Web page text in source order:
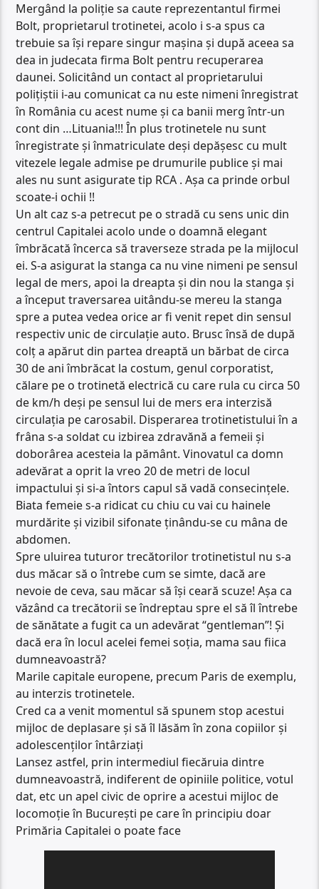
Mergând la poliție sa caute reprezentantul firmei
Bolt, proprietarul trotinetei, acolo i s-a spus ca
trebuie sa își repare singur mașina și după aceea sa
dea in judecata firma Bolt pentru recuperarea
daunei. Solicitând un contact al proprietarului
polițiștii i-au comunicat ca nu este nimeni înregistrat
în România cu acest nume și ca banii merg într-un
cont din …Lituania!!! În plus trotinetele nu sunt
înregistrate și înmatriculate deși depășesc cu mult
vitezele legale admise pe drumurile publice și mai
ales nu sunt asigurate tip RCA . Așa ca prinde orbul
scoate-i ochii !!
Un alt caz s-a petrecut pe o stradă cu sens unic din
centrul Capitalei acolo unde o doamnă elegant
îmbrăcată încerca să traverseze strada pe la mijlocul
ei. S-a asigurat la stanga ca nu vine nimeni pe sensul
legal de mers, apoi la dreapta și din nou la stanga și
a început traversarea uitându-se mereu la stanga
spre a putea vedea orice ar fi venit repet din sensul
respectiv unic de circulație auto. Brusc însă de după
colț a apărut din partea dreaptă un bărbat de circa
30 de ani îmbrăcat la costum, genul corporatist,
călare pe o trotinetă electrică cu care rula cu circa 50
de km/h deși pe sensul lui de mers era interzisă
circulația pe carosabil. Disperarea trotinetistului în a
frâna s-a soldat cu izbirea zdravănă a femeii și
doborârea acesteia la pământ. Vinovatul ca domn
adevărat a oprit la vreo 20 de metri de locul
impactului și si-a întors capul să vadă consecințele.
Biata femeie s-a ridicat cu chiu cu vai cu hainele
murdărite și vizibil sifonate ținându-se cu mâna de
abdomen.
Spre uluirea tuturor trecătorilor trotinetistul nu s-a
dus măcar să o întrebe cum se simte, dacă are
nevoie de ceva, sau măcar să își ceară scuze! Așa ca
văzând ca trecătorii se îndreptau spre el să îl întrebe
de sănătate a fugit ca un adevărat “gentleman”! Și
dacă era în locul acelei femei soția, mama sau fiica
dumneavoastră?
Marile capitale europene, precum Paris de exemplu,
au interzis trotinetele.
Cred ca a venit momentul să spunem stop acestui
mijloc de deplasare și să îl lăsăm în zona copiilor și
adolescenților întârziați
Lansez astfel, prin intermediul fiecăruia dintre
dumneavoastră, indiferent de opiniile politice, votul
dat, etc un apel civic de oprire a acestui mijloc de
locomoție în București pe care în principiu doar
Primăria Capitalei o poate face